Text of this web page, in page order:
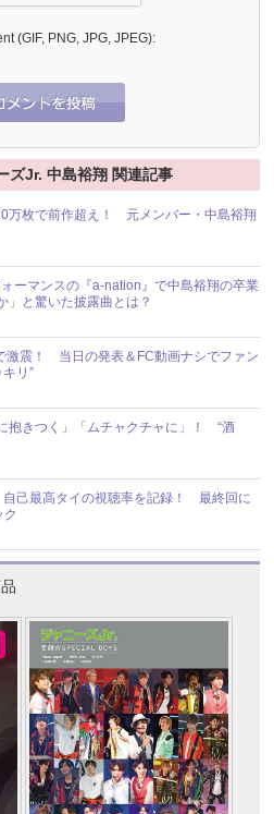
(GIF, PNG, JPG, JPEG):
ズJr. 中島裕翔 関連記事
万枚で前作超え！ 元メンバー・中島裕翔
ーマンスの『a-nation』で中島裕翔の卒業
と驚いた披露曲とは？
激震！ 当日の発表＆FC動画ナシでファン
リ”
抱きつく」「ムチャクチャに」！ “酒
自己最高タイの視聴率を記録！ 最終回に
ク